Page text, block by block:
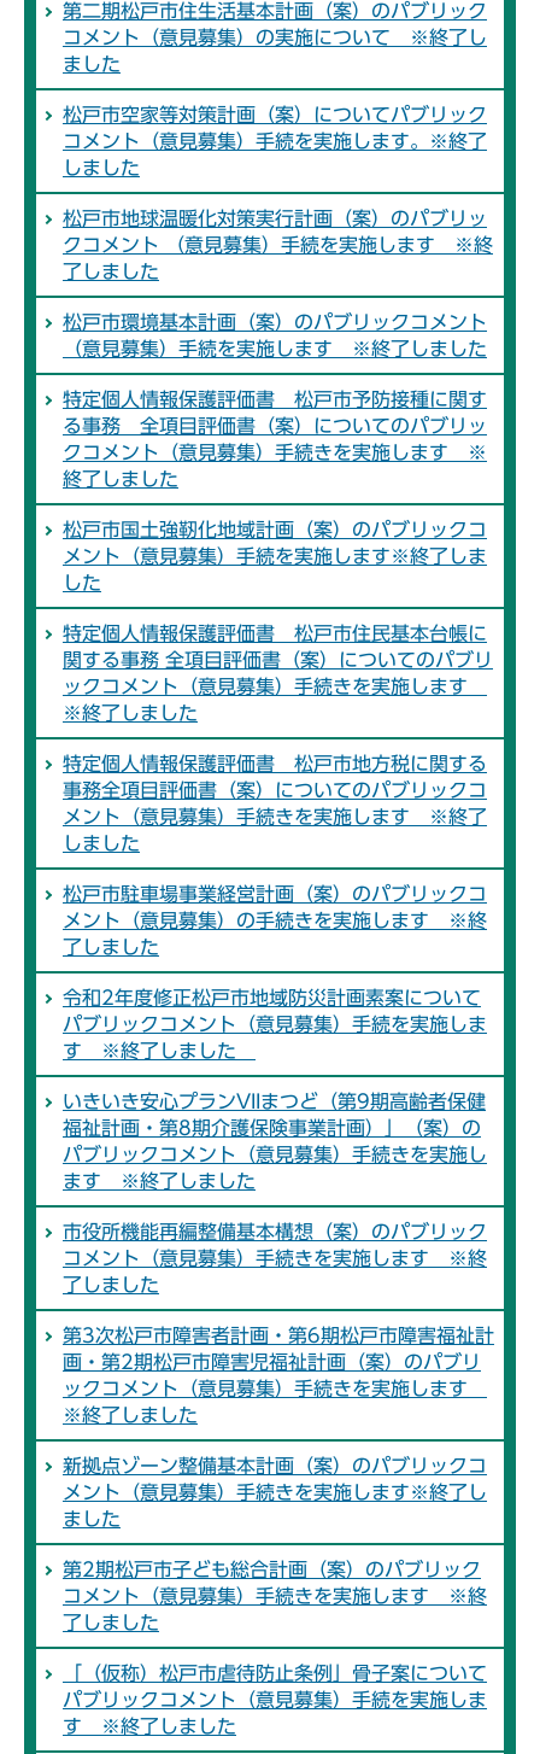
第二期松戸市住生活基本計画（案）のパブリック
コメント（意見募集）の実施について ※終了し
ました
松戸市空家等対策計画（案）についてパブリック
コメント（意見募集）手続を実施します。※終了
しました
松戸市地球温暖化対策実行計画（案）のパブリッ
クコメント （意見募集）手続を実施します ※終
了しました
松戸市環境基本計画（案）のパブリックコメント
（意見募集）手続を実施します ※終了しました
特定個人情報保護評価書 松戸市予防接種に関す
る事務 全項目評価書（案）についてのパブリッ
クコメント（意見募集）手続きを実施します ※
終了しました
松戸市国土強靭化地域計画（案）のパブリックコ
メント（意見募集）手続を実施します※終了しま
した
特定個人情報保護評価書 松戸市住民基本台帳に
関する事務 全項目評価書（案）についてのパブリ
ックコメント（意見募集）手続きを実施します
※終了しました
特定個人情報保護評価書 松戸市地方税に関する
事務全項目評価書（案）についてのパブリックコ
メント（意見募集）手続きを実施します ※終了
しました
松戸市駐車場事業経営計画（案）のパブリックコ
メント（意見募集）の手続きを実施します ※終
了しました
令和2年度修正松戸市地域防災計画素案について
パブリックコメント（意見募集）手続を実施しま
す ※終了しました
いきいき安心プランVIIまつど（第9期高齢者保健
福祉計画・第8期介護保険事業計画）」（案）の
パブリックコメント（意見募集）手続きを実施し
ます ※終了しました
市役所機能再編整備基本構想（案）のパブリック
コメント（意見募集）手続きを実施します ※終
了しました
第3次松戸市障害者計画・第6期松戸市障害福祉計
画・第2期松戸市障害児福祉計画（案）のパブリ
ックコメント（意見募集）手続きを実施します
※終了しました
新拠点ゾーン整備基本計画（案）のパブリックコ
メント（意見募集）手続きを実施します※終了し
ました
第2期松戸市子ども総合計画（案）のパブリック
コメント（意見募集）手続きを実施します ※終
了しました
「（仮称）松戸市虐待防止条例」骨子案について
パブリックコメント（意見募集）手続を実施しま
す ※終了しました